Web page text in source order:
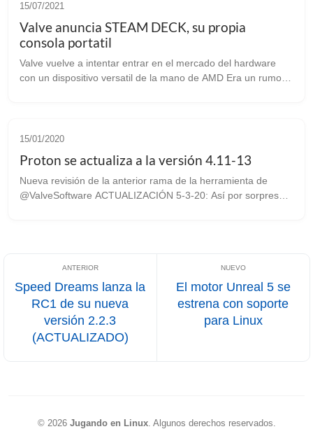
15/07/2021
Valve anuncia STEAM DECK, su propia
consola portatil
Valve vuelve a intentar entrar en el mercado del hardware
con un dispositivo versatil de la mano de AMD Era un rumor
15/01/2020
Proton se actualiza a la versión 4.11-13
Nueva revisión de la anterior rama de la herramienta de
@ValveSoftware ACTUALIZACIÓN 5-3-20: Así por sorpresa
Speed Dreams lanza la
RC1 de su nueva
versión 2.2.3
(ACTUALIZADO)
El motor Unreal 5 se
estrena con soporte
para Linux
© 2026 Jugando en Linux. Algunos derechos reservados.